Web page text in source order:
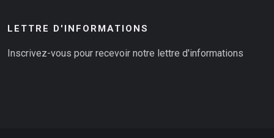
LETTRE D'INFORMATIONS
Inscrivez-vous pour recevoir notre lettre d'informations